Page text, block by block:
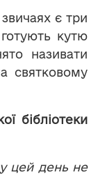
є три
готують кутю
називати
святковому
бібліотеки
у цей день не